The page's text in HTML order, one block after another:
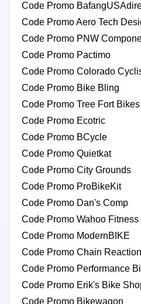
Code Promo
Code Promo Aero Tech
Code Promo PNW
Code Promo Pactimo
Code Promo Colorado
Code Promo Bike Bling
Code Promo Tree Fort Bikes
Code Promo Ecotric
Code Promo BCycle
Code Promo Quietkat
Code Promo City Grounds
Code Promo ProBikeKit
Code Promo Dan's Comp
Code Promo Wahoo Fitness
Code Promo ModernBIKE
Code Promo Chain
Code Promo Performance
Code Promo Erik's Bike
Code Promo Bikewagon